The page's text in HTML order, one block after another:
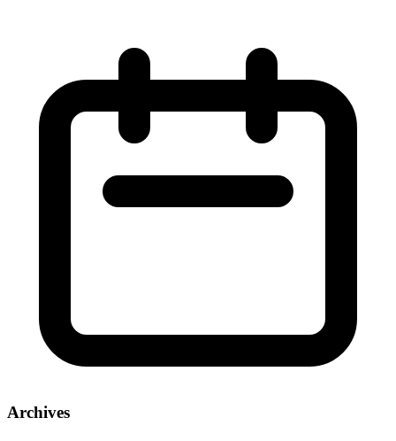
Archives